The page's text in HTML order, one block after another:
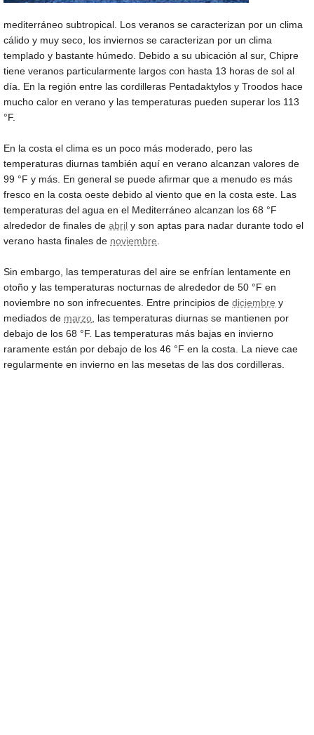
mediterráneo subtropical. Los veranos se caracterizan por un clima
cálido y muy seco, los inviernos se caracterizan por un clima
templado y bastante húmedo. Debido a su ubicación al sur, Chipre
tiene veranos particularmente largos con hasta 13 horas de sol al
día. En la región entre las cordilleras Pentadaktylos y Troodos hace
mucho calor en verano y las temperaturas pueden superar los 113
°F.
En la costa el clima es un poco más moderado, pero las
temperaturas diurnas también aquí en verano alcanzan valores de
99 °F y más. En general se puede afirmar que a menudo es más
fresco en la costa oeste debido al viento que en la costa este. Las
temperaturas del agua en el Mediterráneo alcanzan los 68 °F
alrededor de finales de abril y son aptas para nadar durante todo el
verano hasta finales de noviembre
Sin embargo, las temperaturas del aire se enfrían lentamente en
otoño y las temperaturas nocturnas de alrededor de 50 °F en
noviembre no son infrecuentes. Entre principios de diciembre y
mediados de marzo , las temperaturas diurnas se mantienen por
debajo de los 68 °F. Las temperaturas más bajas en invierno
raramente están por debajo de los 46 °F en la costa. La nieve cae
regularmente en invierno en las mesetas de las dos cordilleras.